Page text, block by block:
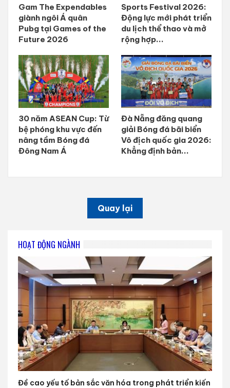
Gam The Expendables
giành ngôi Á quân
Pubg tại Games of the
Future 2026
Sports Festival 2026:
Động lực mới phát triển
du lịch thể thao và mở
rộng hợp...
30 năm ASEAN Cup: Từ
bệ phóng khu vực đến
nâng tầm Bóng đá
Đông Nam Á
Đà Nẵng đăng quang
giải Bóng đá bãi biển
Vô địch quốc gia 2026:
Khẳng định bản...
Quay lại
HOẠT ĐỘNG NGÀNH
Đề cao yếu tố bản sắc văn hóa trong phát triển kiến